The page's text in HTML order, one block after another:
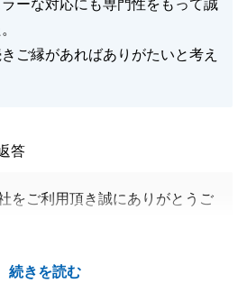
ーな対応にも専門性をもって誠
ご縁があればありがたいと考え
続きを読む
答
をご利用頂き誠にありがとうご
いです。